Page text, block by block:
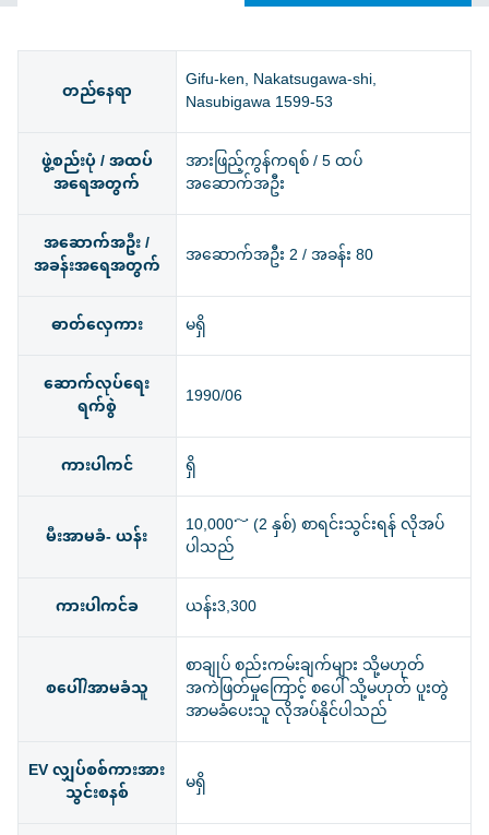
တည်နေရာ Gifu-ken, Nakatsugawa-shi,
Nasubigawa 1599-53
ဖွဲ့စည်းပုံ / အထပ်
အရေအတွက်
အားဖြည့်ကွန်ကရစ် / 5 ထပ်
အဆောက်အဦး
အဆောက်အဦး /
အခန်းအရေအတွက် အဆောက်အဦး 2 / အခန်း 80
ဓာတ်လှေကား
မရှိ
ဆောက်လုပ်ရေး
ရက်စွဲ 1990/06
ကားပါကင် ရှိ
မီးအာမခံ- ယန်း 10,000～ (2 နှစ်) စာရင်းသွင်းရန် လိုအပ်
ပါသည်
ကားပါကင်ခ
ယန်း3,300
စပေါ်/အာမခံသူ
စာချုပ် စည်းကမ်းချက်များ သို့မဟုတ်
အကဲဖြတ်မှုကြောင့် စပေါ် သို့မဟုတ် ပူးတွဲ
အာမခံပေးသူ လိုအပ်နိုင်ပါသည်
EV လျှပ်စစ်ကားအား
သွင်းစနစ် မရှိ